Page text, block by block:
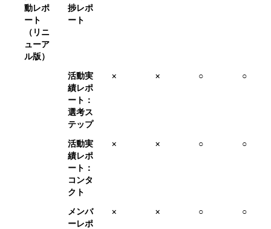
動レポ
ート
（リニ
ューア
ル版）
捗レポ
ート
活動実
績レポ
ート：
選考ス
テップ
× × ○ ○
活動実
績レポ
ート：
コンタ
クト
× × ○ ○
メンバ
ーレポ
× × ○ ○